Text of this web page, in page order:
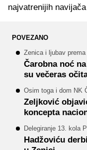
najvatrenijih
POVEZANO
Zenica i ljubav
Čarobna noć
su večeras
Osim toga i dom NK
Zeljković
koncepta
Delegiranje 13. kola
Hadžoviću